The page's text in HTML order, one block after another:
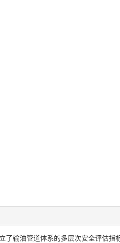
输油管道体系的多层次安全评估指